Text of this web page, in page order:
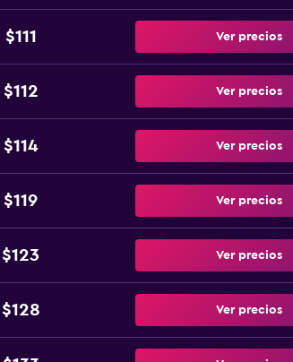
$111 Ver precios
$112 Ver precios
$114 Ver precios
$119 Ver precios
$123 Ver precios
$128 Ver precios